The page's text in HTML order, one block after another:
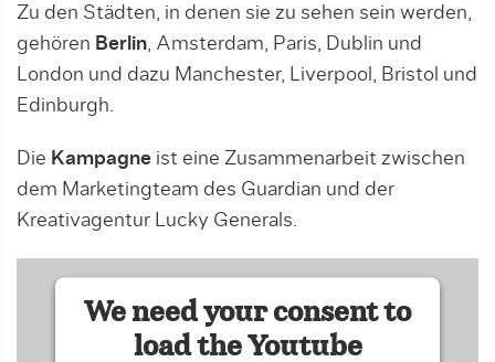
Zu den Städten, in denen sie zu sehen sein werden,
gehören Berlin, Amsterdam, Paris, Dublin und
London und dazu Manchester, Liverpool, Bristol und
Edinburgh.
Die Kampagne ist eine Zusammenarbeit zwischen
dem Marketingteam des Guardian und der
Kreativagentur Lucky Generals.
We need your consent to
load the Youtube